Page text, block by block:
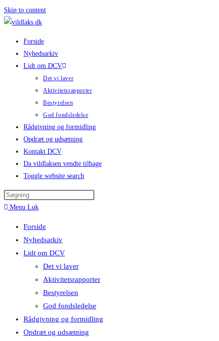
Skip to content
Forside
Nyhedsarkiv
Lidt om DCV
Det vi laver
Aktivitetsrapporter
Bestyrelsen
God fondsledelse
Rådgivning og formidling
Opdræt og udsætning
Kontakt DCV
Da vildlaksen vendte tilbage
Toggle website search
Menu Luk
Forside
Nyhedsarkiv
Lidt om DCV
Det vi laver
Aktivitetsrapporter
Bestyrelsen
God fondsledelse
Rådgivning og formidling
Opdræt og udsætning